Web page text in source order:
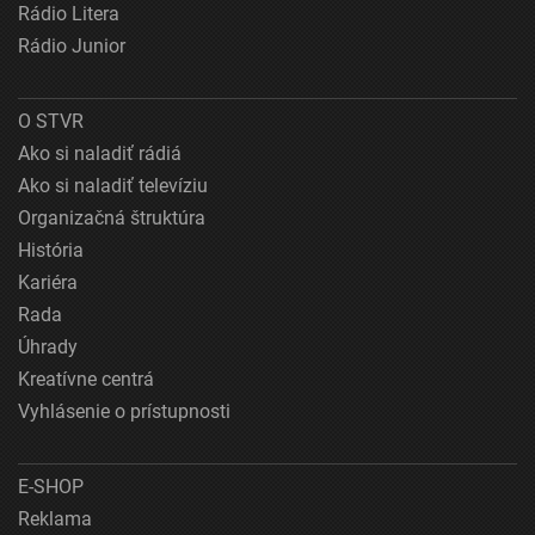
Rádio Litera
Rádio Junior
O STVR
Ako si naladiť rádiá
Ako si naladiť televíziu
Organizačná štruktúra
História
Kariéra
Rada
Úhrady
Kreatívne centrá
Vyhlásenie o prístupnosti
E-SHOP
Reklama